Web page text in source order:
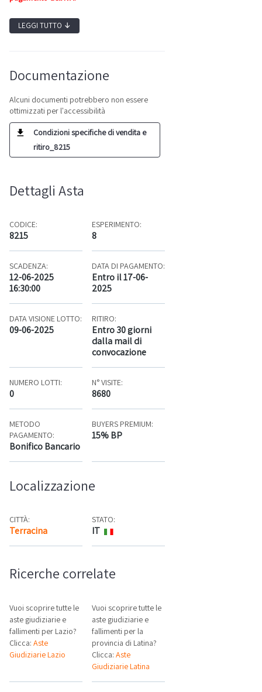
LEGGI TUTTO ↓
Documentazione
Alcuni documenti potrebbero non essere
ottimizzati per l'accessibilità
Condizioni specifiche di vendita e
ritiro_8215
Dettagli Asta
CODICE:
8215
ESPERIMENTO:
8
SCADENZA:
12-06-2025
16:30:00
DATA DI PAGAMENTO:
Entro il 17-06-
2025
DATA VISIONE LOTTO:
09-06-2025
RITIRO:
Entro 30 giorni
dalla mail di
convocazione
NUMERO LOTTI:
0
N° VISITE:
8680
METODO
PAGAMENTO:
Bonifico Bancario
BUYERS PREMIUM:
15% BP
Localizzazione
CITTÀ:
Terracina Mappa
STATO:
IT
Ricerche correlate
Vuoi scoprire tutte le
aste giudiziarie e
fallimenti per Lazio?
Clicca: Aste
Giudiziarie Lazio
Vuoi scoprire tutte le
aste giudiziarie e
fallimenti per la
provincia di Latina?
Clicca:Aste
Giudiziarie Latina